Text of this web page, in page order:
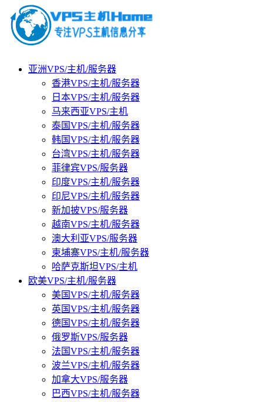
亚洲VPS/主机/服务器
香港VPS/主机/服务器
日本VPS/主机/服务器
马来西亚VPS/主机
泰国VPS/主机/服务器
韩国VPS/主机/服务器
台湾VPS/主机/服务器
菲律宾VPS/服务器
印度VPS/主机/服务器
印尼VPS/主机/服务器
新加披VPS/服务器
越南VPS/主机/服务器
澳大利亚VPS/服务器
柬埔寨VPS/主机/服务器
哈萨克斯坦VPS/主机
欧美VPS/主机/服务器
美国VPS/主机/服务器
英国VPS/主机/服务器
德国VPS/主机/服务器
俄罗斯VPS/服务器
法国VPS/主机/服务器
波兰VPS/主机/服务器
加拿大VPS/服务器
巴西VPS/主机/服务器